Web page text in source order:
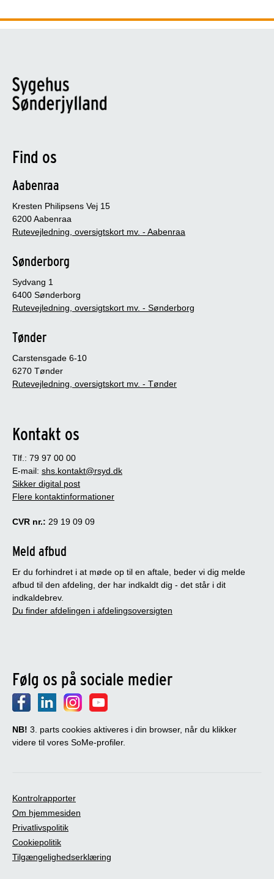
Find os
Aabenraa
Kresten Philipsens Vej 15
6200 Aabenraa
Rutevejledning, oversigtskort mv. - Aabenraa
Sønderborg
Sydvang 1
6400 Sønderborg
Rutevejledning, oversigtskort mv. - Sønderborg
Tønder
Carstensgade 6-10
6270 Tønder
Rutevejledning, oversigtskort mv. - Tønder
Kontakt os
Tlf.: 79 97 00 00
E-mail: shs.kontakt@rsyd.dk
Sikker digital post
Flere kontaktinformationer
CVR nr.: 29 19 09 09
Meld afbud
Er du forhindret i at møde op til en aftale, beder vi dig melde
afbud til den afdeling, der har indkaldt dig - det står i dit
indkaldebrev.
Du finder afdelingen i afdelingsoversigten
Følg os på sociale medier
NB! 3. parts cookies aktiveres i din browser, når du klikker
videre til vores SoMe-profiler.
Kontrolrapporter
Om hjemmesiden
Privatlivspolitik
Cookiepolitik
Tilgængelighedserklæring